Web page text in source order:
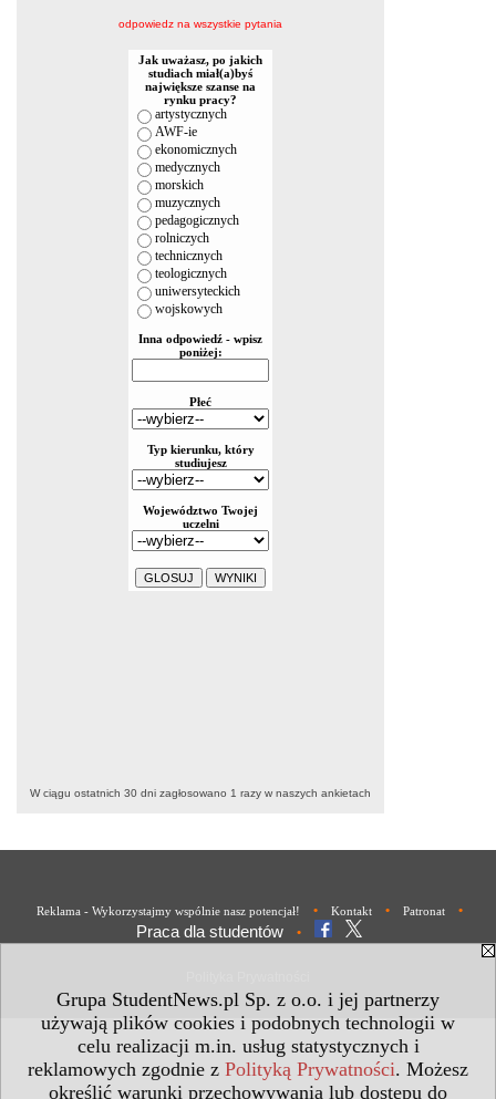
Grupa StudentNews.pl Sp. z o.o. i jej partnerzy
używają plików cookies i podobnych technologii w
celu realizacji m.in. usług statystycznych i
reklamowych zgodnie z Polityką Prywatności. Możesz
określić warunki przechowywania lub dostępu do
odpowiedz na wszystkie pytania
W ciągu ostatnich 30 dni zagłosowano 1 razy w naszych ankietach
Reklama - Wykorzystajmy wspólnie nasz potencjał! • Kontakt • Patronat •
Praca dla studentów •